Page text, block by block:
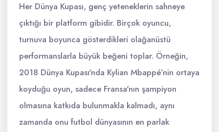
Her Dünya Kupası, genç yeteneklerin sahneye
çıktığı bir platform gibidir. Birçok oyuncu,
turnuva boyunca gösterdikleri olağanüstü
performanslarla büyük beğeni toplar. Örneğin,
2018 Dünya Kupası'nda Kylian Mbappé’nin ortaya
koyduğu oyun, sadece Fransa'nın şampiyon
olmasına katkıda bulunmakla kalmadı, aynı
zamanda onu futbol dünyasının en parlak